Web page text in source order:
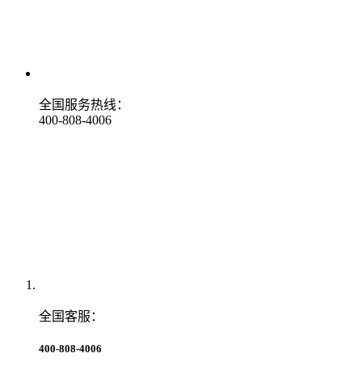
全国服务热线：
400-808-4006
全国客服：
400-808-4006